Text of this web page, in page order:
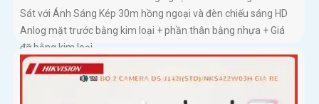
Sát với Ánh Sáng Kép 30m hồng ngoại và đèn chiếu sáng HD
Anlog mặt trước bằng kim loại + phần thân bằng nhựa + Giá
đỡ bằng kim loại